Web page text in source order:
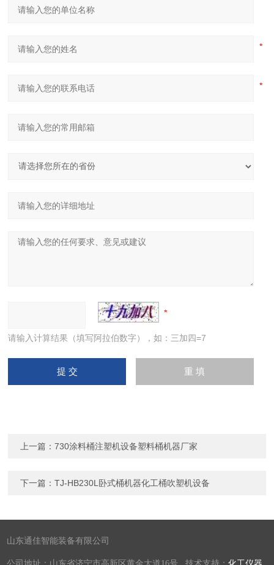
请输入计算结果（填写阿拉伯数字），如：三加四=7
上一篇：730涂料桶注塑机设备塑料桶机器厂家
下一篇：TJ-HB230L卧式桶机器化工桶吹塑机设备
山东通佳智能装备有限公司